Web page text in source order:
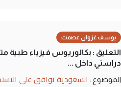
يوسف غزوان عصمت
التعليق : بكالوريوس فيزياء طبية
دراستي داخل ...
الموضوع : السعودية توافق على الاستمرار في إعطاء 100 منحة دراسية